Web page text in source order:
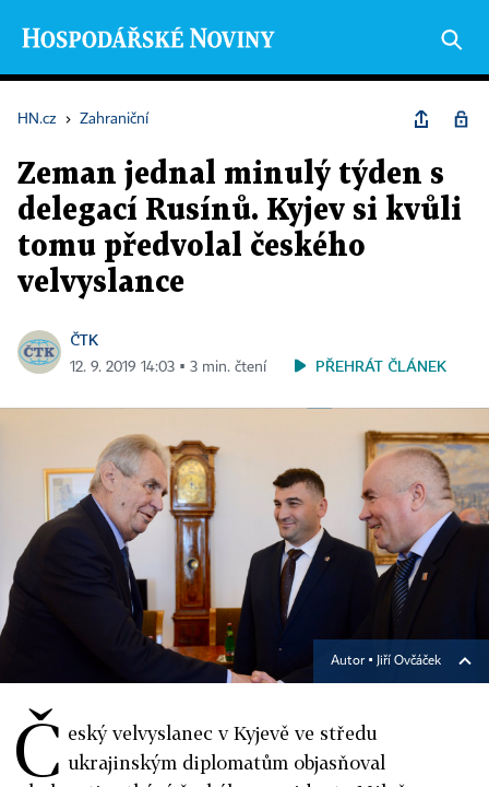
HN.cz › Zahraniční
Zeman jednal minulý týden s
delegací Rusínů. Kyjev si kvůli
tomu předvolal českého
velvyslance
ČTK
12. 9. 2019 14:03 ▪ 3 min. čtení PŘEHRÁT ČLÁNEK
Autor ▪ Jiří Ovčáček
Č eský velvyslanec v Kyjevě ve středu
ukrajinským diplomatům objasňoval